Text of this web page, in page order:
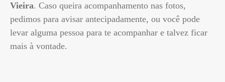
Vieira. Caso queira acompanhamento nas fotos,
pedimos para avisar antecipadamente, ou você pode
levar alguma pessoa para te acompanhar e talvez ficar
mais à vontade.